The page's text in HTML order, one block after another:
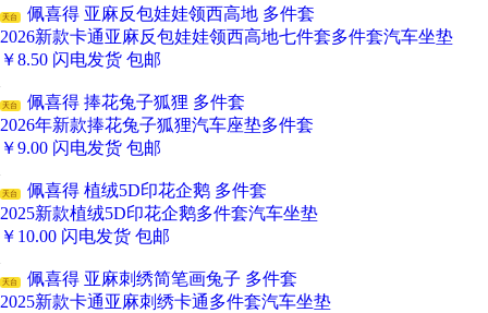
天台
佩喜得 亚麻反包娃娃领西高地 多件套
2026新款卡通亚麻反包娃娃领西高地七件套多件套汽车坐垫
￥8.50 闪电发货 包邮
天台
佩喜得 捧花兔子狐狸 多件套
2026年新款捧花兔子狐狸汽车座垫多件套
￥9.00 闪电发货 包邮
天台
佩喜得 植绒5D印花企鹅 多件套
2025新款植绒5D印花企鹅多件套汽车坐垫
￥ 10.00 闪电发货 包邮
天台
佩喜得 亚麻刺绣简笔画兔子 多件套
2025新款卡通亚麻刺绣卡通多件套汽车坐垫